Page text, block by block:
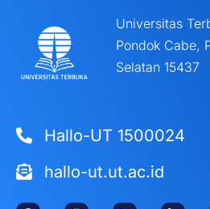
Universitas
Pondok Cabe,
Selatan 15437
Hallo-UT 1500024
hallo-ut.ut.ac.id